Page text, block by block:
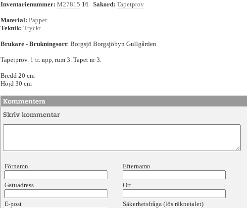
Inventarienummer: M27815 16 Sakord: Tapetprov
Material: Papper
Teknik: Tryckt
Brukare - Brukningsort: Borgsjö Borgsjöbyn Gullgården
Tapetprov. 1 tr. upp, rum 3. Tapet nr 3.
Bredd 20 cm
Höjd 30 cm
Förnamn Efternamn
Gatuadress Ort
E-post
Säkerhetsfråga (lös räknetalet)